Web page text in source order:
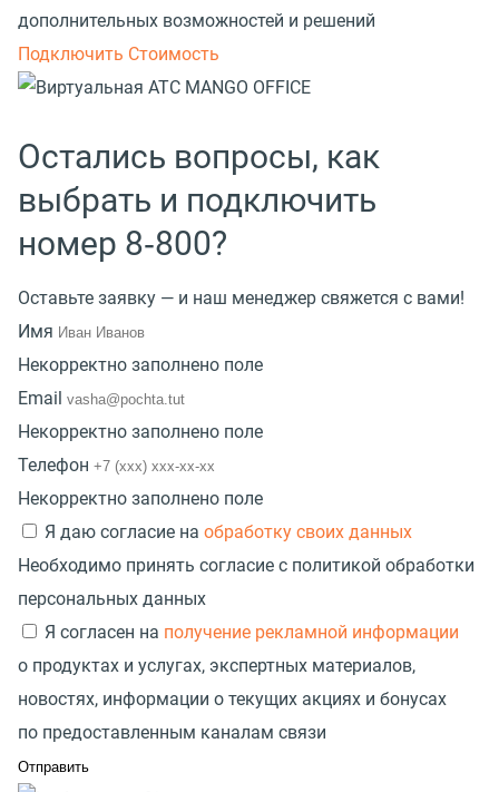
дополнительных возможностей и решений
Подключить Стоимость
Остались вопросы, как
выбрать и подключить
номер 8‑800?
Оставьте заявку — и наш менеджер свяжется с вами!
Имя
Некорректно заполнено поле
Email
Некорректно заполнено поле
Телефон
Некорректно заполнено поле
Я даю согласие на обработку своих данных
Необходимо принять согласие с политикой обработки
персональных данных
Я согласен на получение рекламной информации
о продуктах и услугах, экспертных материалов,
новостях, информации о текущих акциях и бонусах
по предоставленным каналам связи